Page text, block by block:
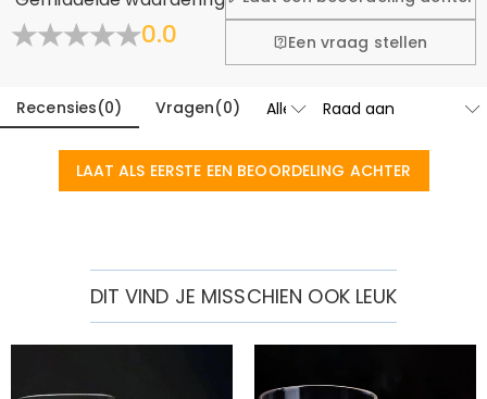
0.0 Een vraag stellen
Recensies(0) Vragen(0)
LAAT ALS EERSTE EEN BEOORDELING ACHTER
DIT VIND JE MISSCHIEN OOK LEUK